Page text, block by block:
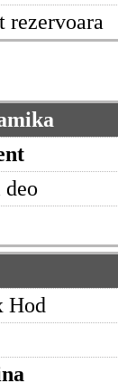
rezervoara
Hod